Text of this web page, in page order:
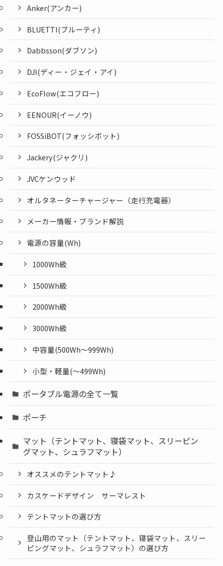
Anker(アンカー)
BLUETTI(ブルーティ)
Dabbsson(ダブソン)
DJI(ディー・ジェイ・アイ)
EcoFlow(エコフロー)
EENOUR(イーノウ)
FOSSiBOT(フォッシボット)
Jackery(ジャクリ)
JVCケンウッド
オルタネーターチャージャー（走行充電器）
メーカー情報・ブランド解説
電源の容量(Wh)
1000Wh級
1500Wh級
2000Wh級
3000Wh級
中容量(500Wh～999Wh)
小型・軽量(〜499Wh)
ポータブル電源の全て一覧
ポーチ
マット（テントマット、寝袋マット、スリーピン
グマット、シュラフマット）
オススメのテントマット♪
カスケードデザイン サーマレスト
テントマットの選び方
登山用のマット（テントマット、寝袋マット、スリー
ピングマット、シュラフマット）の選び方